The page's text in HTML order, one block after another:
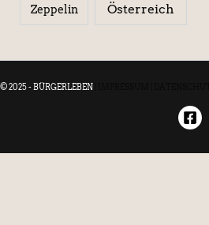
Zeppelin Österreich
© 2025 - BÜRGERLEBEN